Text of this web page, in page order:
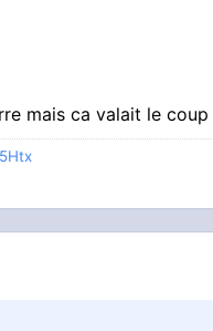
mais ca valait le coup